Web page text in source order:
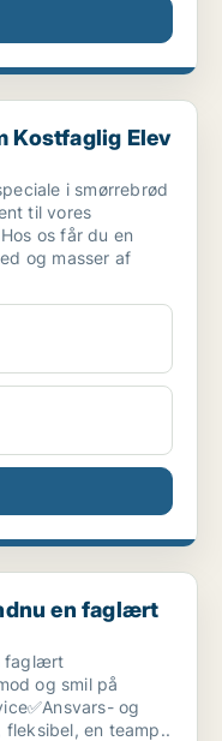
i Forsv...
Kostfaglig Elev
i smørrebrød
til vores
os får du en
og masser af
køkkenm...
en faglært
faglært
og smil på
og
fleksibel, en teamp..